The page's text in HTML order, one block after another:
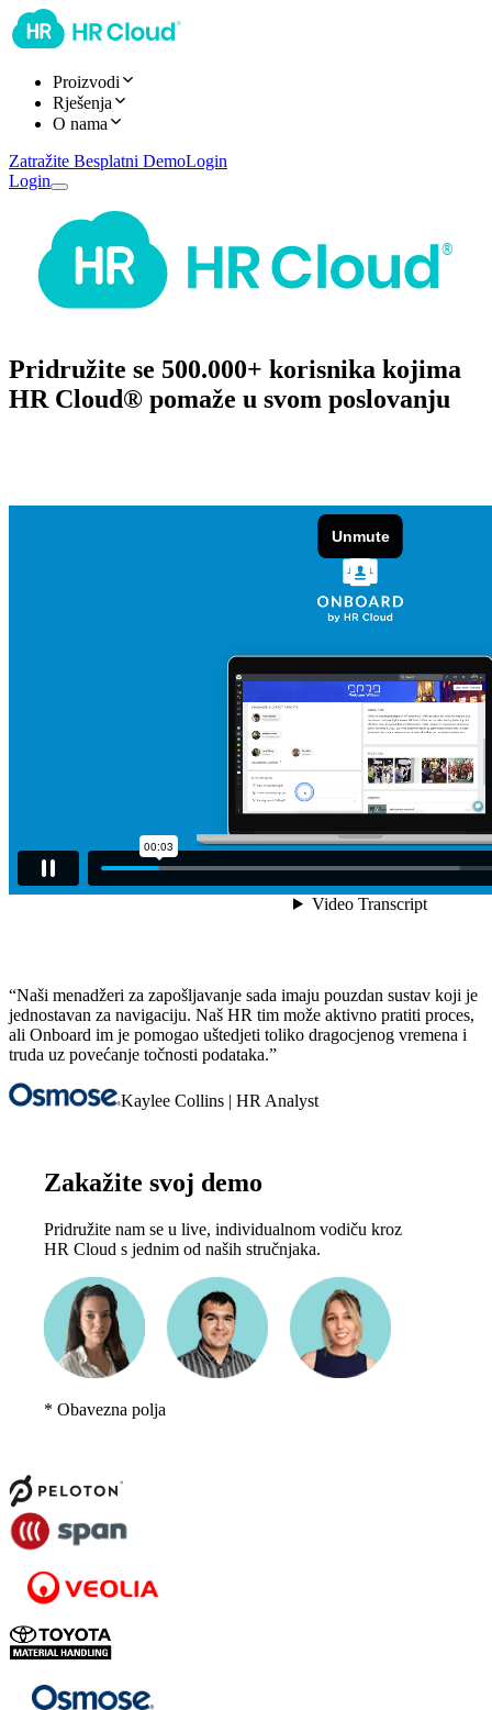
Proizvodi
Rješenja
O nama
Zatražite Besplatni DemoLogin
Login
Pridružite se 500.000+ korisnika kojima
HR Cloud® pomaže u svom poslovanju
“Naši menadžeri za zapošljavanje sada imaju pouzdan sustav koji je
jednostavan za navigaciju. Naš HR tim može aktivno pratiti proces,
ali Onboard im je pomogao uštedjeti toliko dragocjenog vremena i
truda uz povećanje točnosti podataka.”
Kaylee Collins | HR Analyst
Zakažite svoj demo
Pridružite nam se u live, individualnom vodiču kroz
HR Cloud s jednim od naših stručnjaka.
* Obavezna polja